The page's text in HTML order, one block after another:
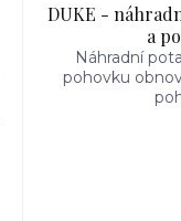
DUKE -
a
Náhradní
pohovku